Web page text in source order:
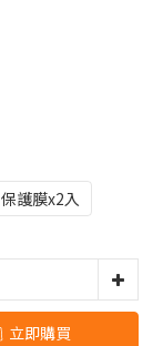
保護膜x2入
立即購買